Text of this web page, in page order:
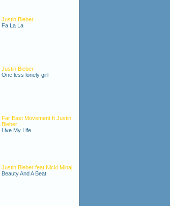
Justin Bieber
Fa La La
Justin Bieber
One less lonely girl
Far East Movement ft Justin
Bieber
Live My Life
Justin Bieber feat.Nicki Minaj
Beauty And A Beat